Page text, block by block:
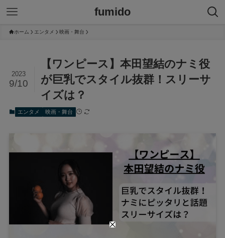
fumido
ホーム エンタメ 映画・舞台
【ワンピース】本田望結のナミ役
が巨乳でスタイル抜群！スリーサ
イズは？
2023
9/10
エンタメ 映画・舞台